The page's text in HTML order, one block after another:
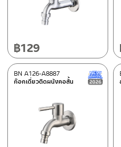
สินค้าลดราคา เคลียร์สต็อก
#!trpst#trp-gettext data-
stock#!trpst#/trp-gettext#!trpen#
฿129
ก๊อกเดี่ยวติดผนังคอสั้น
BN A126-A8887